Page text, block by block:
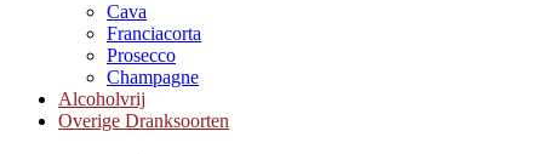
Cava
Franciacorta
Prosecco
Champagne
Alcoholvrij
Overige Dranksoorten